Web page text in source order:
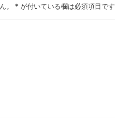
。 * が付いている欄は必須項目です